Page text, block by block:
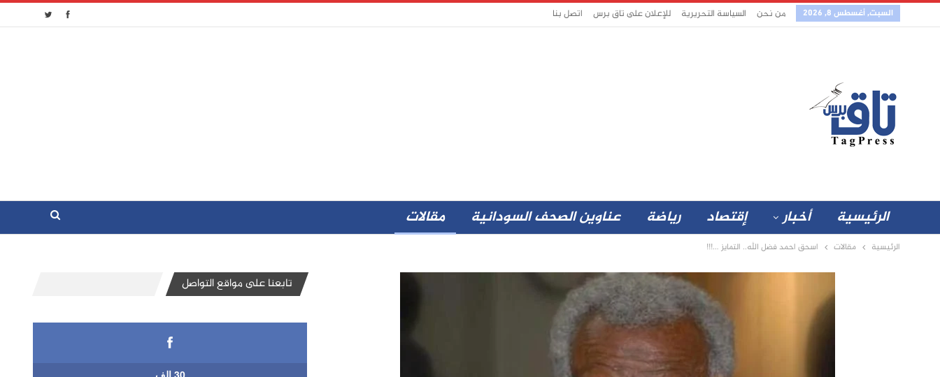
السبت, أغسطس 8, 2026 من نحن السياسة التحريرية للإعلان على تاق برس اتصل بنا
الرئيسية أخبار إقتصاد رياضة عناوين الصحف السودانية مقالات
الرئيسية مقالات اسحق احمد فضل الله.. التمايز …!!!
تابعنا على مواقع التواصل
30 الف